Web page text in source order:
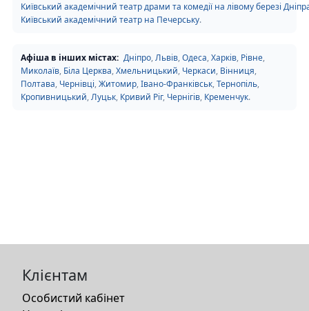
Київський академічний театр драми та комедії на лівому березі
Київський академічний театр на Печерську.
Афіша в інших містах: Дніпро,Львів,Одеса,Харків, Рівне,
Миколаїв, Біла Церква,Хмельницький, Черкаси, Вінниця,
Полтава, Чернівці,Житомир,Івано-Франківськ,Тернопіль,
Кропивницький,Луцьк, Кривий Ріг, Чернігів, Кременчук.
Клієнтам
Особистий кабінет